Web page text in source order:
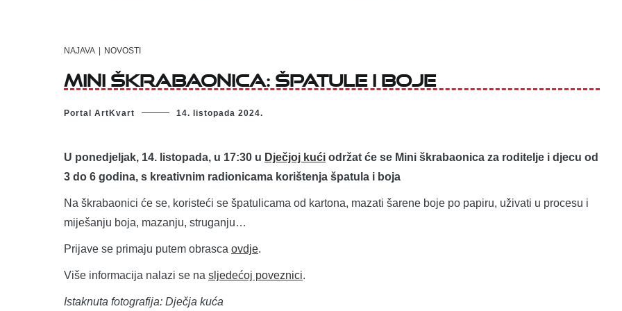
NAJAVA NOVOSTI
Mini škrabaonica: špatule i boje
Portal ArtKvart 14. listopada 2024.
U ponedjeljak, 14. listopada, u 17:30 u Dječjoj kući održat će se Mini škrabaonica za roditelje i djecu od
3 do 6 godina, s kreativnim radionicama korištenja špatula i boja
Na škrabaonici će se, koristeći se špatulicama od kartona, mazati šarene boje po papiru, uživati u procesu i
miješanju boja, mazanju, struganju…
Prijave se primaju putem obrasca ovdje.
Više informacija nalazi se na sljedećoj poveznici.
Istaknuta fotografija: Dječja kuća